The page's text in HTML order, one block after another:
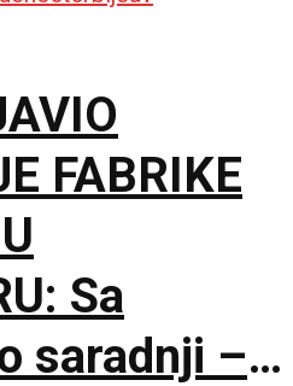
FABRIKE
Sa
saradnji –